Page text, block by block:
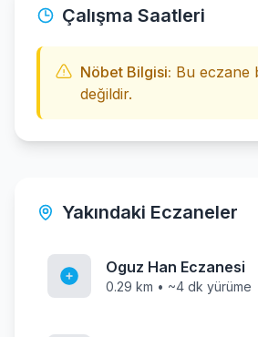
Çalışma Saatleri
Nöbet Bilgisi: Bu eczane
değildir.
Yakındaki Eczaneler
Oguz Han Eczanesi
0.29 km • ~4 dk yürüme